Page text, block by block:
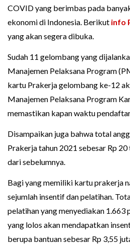
COVID yang berimbas pada
ekonomi di Indonesia. Berikut info
yang akan segera dibuka.
Sudah 11 gelombang yang
Manajemen Pelaksana Program
kartu Prakerja gelombang ke-12
Manajemen Pelaksana Program
memastikan kapan waktu
Disampaikan juga bahwa total
Prakerja tahun 2021 sebesar Rp
dari sebelumnya.
Bagi yang memiliki kartu prakerja
sejumlah insentif dan pelatihan.
pelatihan yang menyediakan 1.663
yang lolos akan mendapatkan
berupa bantuan sebesar Rp 3,55